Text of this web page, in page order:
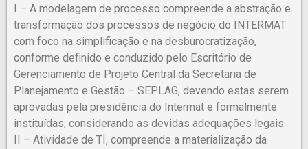
I – A modelagem de processo compreende a abstração e
transformação dos processos de negócio do INTERMAT
com foco na simplificação e na desburocratização,
conforme definido e conduzido pelo Escritório de
Gerenciamento de Projeto Central da Secretaria de
Planejamento e Gestão – SEPLAG, devendo estas serem
aprovadas pela presidência do Intermat e formalmente
instituídas, considerando as devidas adequações legais.
II – Atividade de TI, compreende a materialização da